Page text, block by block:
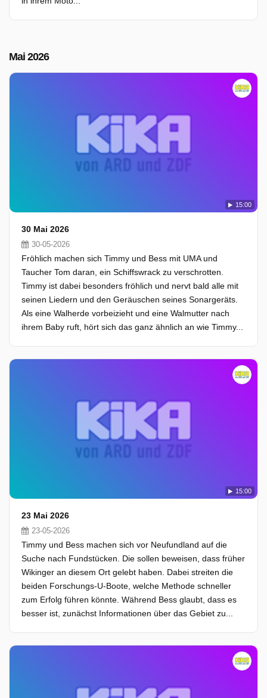
Mai 2026
15:00
30 Mai 2026
30-05-2026
Fröhlich machen sich Timmy und Bess mit UMA und
Taucher Tom daran, ein Schiffswrack zu verschrotten.
Timmy ist dabei besonders fröhlich und nervt bald alle mit
seinen Liedern und den Geräuschen seines Sonargeräts.
Als eine Walherde vorbeizieht und eine Walmutter nach
ihrem Baby ruft, hört sich das ganz ähnlich an wie Timmy...
15:00
23 Mai 2026
23-05-2026
Timmy und Bess machen sich vor Neufundland auf die
Suche nach Fundstücken. Die sollen beweisen, dass früher
Wikinger an diesem Ort gelebt haben. Dabei streiten die
beiden Forschungs-U-Boote, welche Methode schneller
zum Erfolg führen könnte. Während Bess glaubt, dass es
besser ist, zunächst Informationen über das Gebiet zu...